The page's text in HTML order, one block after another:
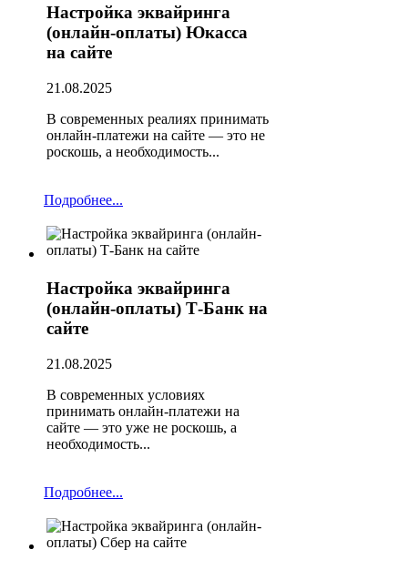
Настройка эквайринга
(онлайн-оплаты) Юкасса
на сайте
21.08.2025
В современных реалиях принимать
онлайн-платежи на сайте — это не
роскошь, а необходимость...
Подробнее...
Настройка эквайринга
(онлайн-оплаты) Т-Банк на
сайте
21.08.2025
В современных условиях
принимать онлайн-платежи на
сайте — это уже не роскошь, а
необходимость...
Подробнее...